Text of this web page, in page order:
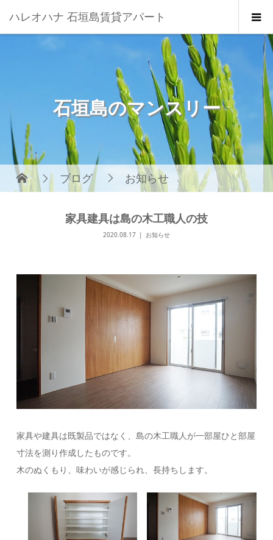
ハレオハナ 石垣島賃貸アパート
石垣島のマンスリー
ブログ お知らせ
家具建具は島の木工職人の技
2020.08.17 お知らせ
家具や建具は既製品ではなく、島の木工職人が一部屋ひと部屋
寸法を測り作成したものです。
木のぬくもり、味わいが感じられ、長持ちします。